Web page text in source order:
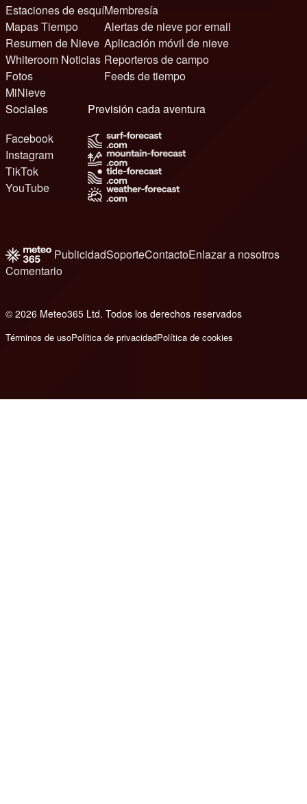
Estaciones de esquí
Mapas Tiempo
Resumen de Nieve
Whiteroom Noticias
Fotos
MiNieve
Membresía
Alertas de nieve por email
Aplicación móvil de nieve
Reporteros de campo
Feeds de tiempo
Sociales
Facebook
Instagram
TikTok
YouTube
Previsión cada aventura
PublicidadSoporteContactoEnlazar a nosotros
Comentario
© 2026 Meteo365 Ltd. Todos los derechos reservados
Términos de usoPolítica de privacidadPolítica de cookies